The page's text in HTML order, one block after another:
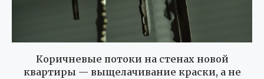
Коричневые потоки на стенах новой
квартиры — выщелачивание краски, а не